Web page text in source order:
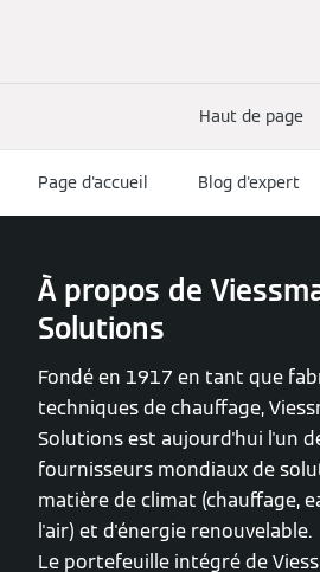
Haut de page
Page d'accueil Blog d'expert
À propos de
Solutions
Fondé en 1917 en tant que
techniques de chauffage,
Solutions est aujourd'hui l'un
fournisseurs mondiaux de
matière de climat (chauffage,
l'air) et d'énergie renouvelable.
Le portefeuille intégré de